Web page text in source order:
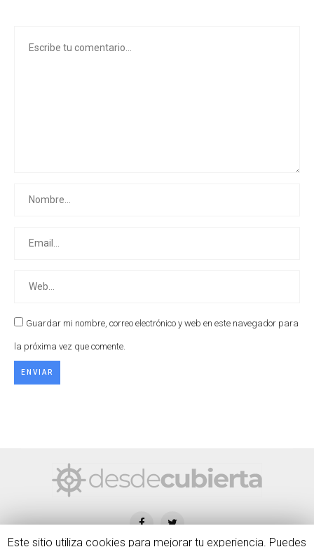
Guardar mi nombre, correo electrónico y web en este navegador para
la próxima vez que comente.
Este sitio utiliza cookies para mejorar tu experiencia. Puedes